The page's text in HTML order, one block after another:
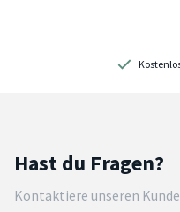
Hast du Fragen?
Kontaktiere unseren